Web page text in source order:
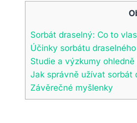
Sorbát draselný: Co to
Účinky sorbátu
Studie a výzkumy
Jak správně užívat sorbát
Závěrečné myšlenky